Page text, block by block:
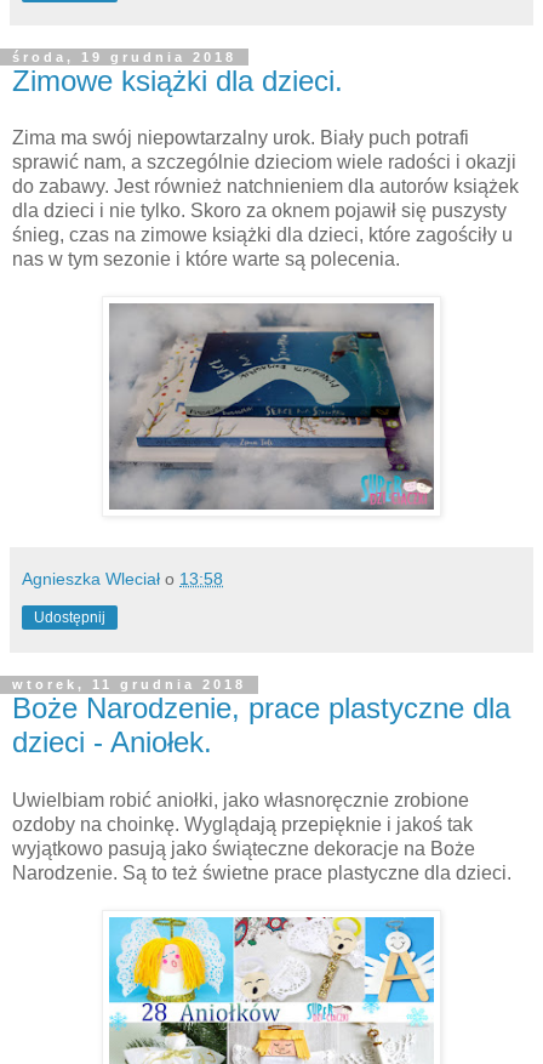
środa, 19 grudnia 2018
Zimowe książki dla dzieci.
Zima ma swój niepowtarzalny urok. Biały puch potrafi
sprawić nam, a szczególnie dzieciom wiele radości i okazji
do zabawy. Jest również natchnieniem dla autorów książek
dla dzieci i nie tylko. Skoro za oknem pojawił się puszysty
śnieg, czas na zimowe książki dla dzieci, które zagościły u
nas w tym sezonie i które warte są polecenia.
Agnieszka Wleciał o 13:58
Udostępnij
wtorek, 11 grudnia 2018
Boże Narodzenie, prace plastyczne dla
dzieci - Aniołek.
Uwielbiam robić aniołki, jako własnoręcznie zrobione
ozdoby na choinkę. Wyglądają przepięknie i jakoś tak
wyjątkowo pasują jako świąteczne dekoracje na Boże
Narodzenie. Są to też świetne prace plastyczne dla dzieci.